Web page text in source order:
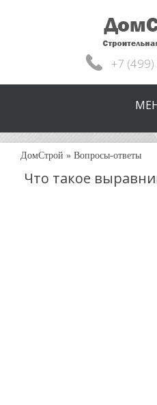
+7 (499)
ДомСтрой » Вопросы-ответы
Что такое